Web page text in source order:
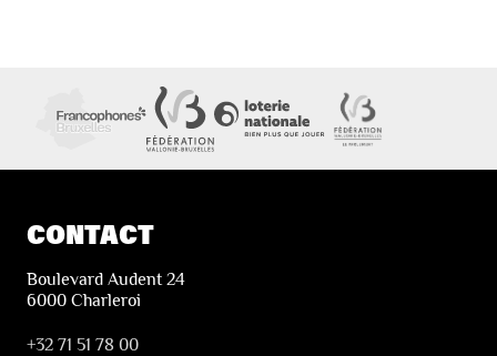
CONTACT
Boulevard Audent 24
6000 Charleroi
+32 71 51 78 00